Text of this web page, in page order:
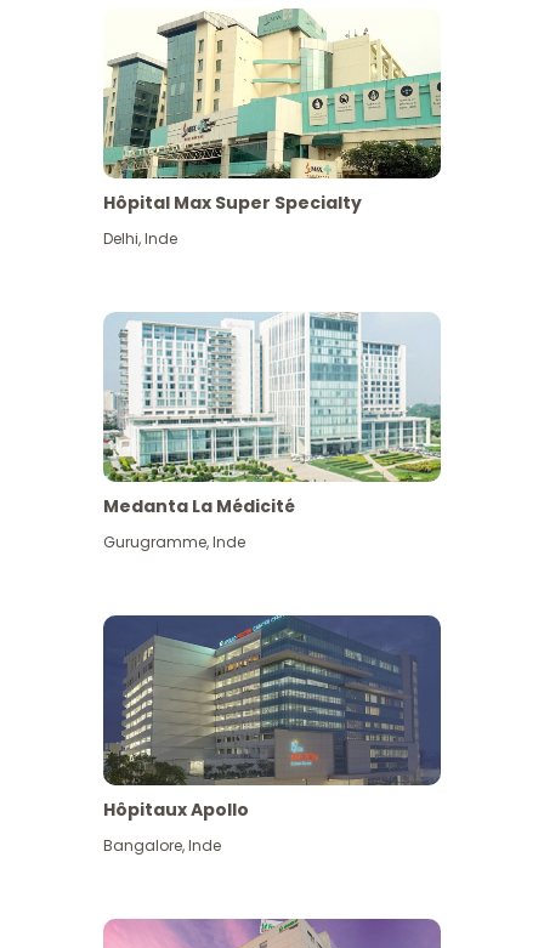
Hôpital Max Super Specialty
Delhi,Inde
Medanta La Médicité
Gurugramme,Inde
Hôpitaux Apollo
Bangalore,Inde